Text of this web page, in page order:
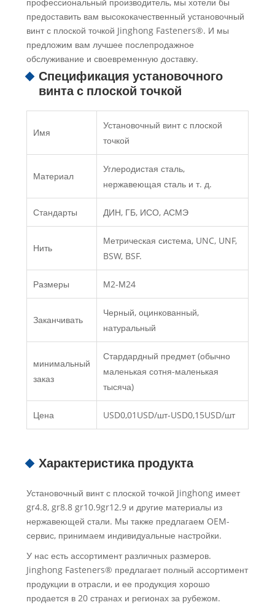
предоставить вам высококачественный установочный
винт с плоской точкой Jinghong Fasteners®. И мы
предложим вам лучшее послепродажное
обслуживание и своевременную доставку.
Спецификация установочного
винта с плоской точкой
Имя
Установочный винт с плоской
точкой
Материал
Углеродистая сталь,
нержавеющая сталь и т. д.
Стандарты ДИН, ГБ, ИСО, АСМЭ
Нить
Метрическая система, UNC, UNF,
BSW, BSF.
Размеры М2-М24
Заканчивать
Черный, оцинкованный,
натуральный
минимальный
заказ
Стардардный предмет (обычно
маленькая сотня-маленькая
тысяча)
Цена USD0,01USD/шт-USD0,15USD/шт
Характеристика продукта
Установочный винт с плоской точкой Jinghong имеет
gr4.8, gr8.8 gr10.9gr12.9 и другие материалы из
нержавеющей стали. Мы также предлагаем OEM-
сервис, принимаем индивидуальные настройки.
У нас есть ассортимент различных размеров.
Jinghong Fasteners® предлагает полный ассортимент
продукции в отрасли, и ее продукция хорошо
продается в 20 странах и регионах за рубежом.